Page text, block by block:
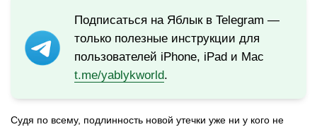
Подписаться на Яблык в Telegram —
только полезные инструкции для
пользователей iPhone, iPad и Mac
t.me/yablykworld.
Судя по всему, подлинность новой утечки уже ни у кого не